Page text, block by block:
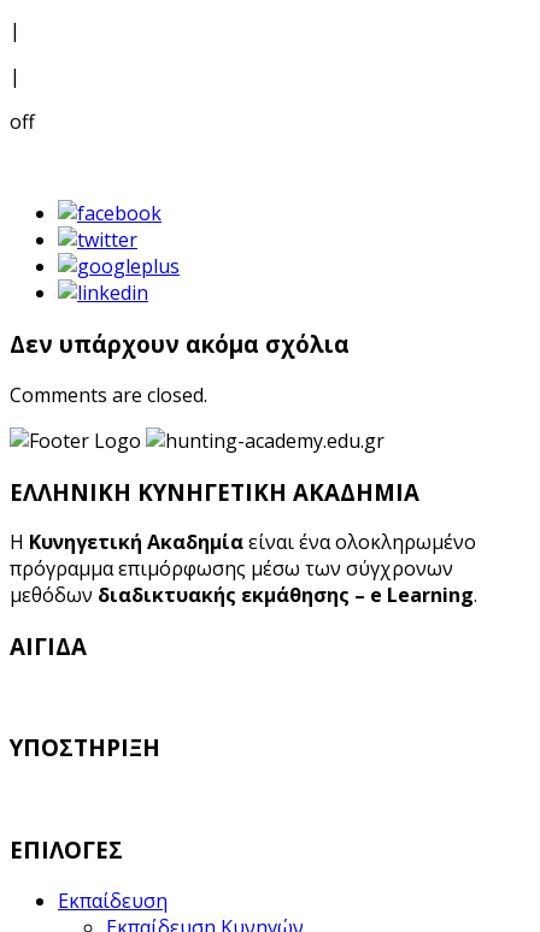
|
|
off
Δεν υπάρχουν ακόμα σχόλια
Comments are closed.
ΕΛΛΗΝΙΚΗ ΚΥΝΗΓΕΤΙΚΗ ΑΚΑΔΗΜΙΑ
Η Κυνηγετική Ακαδημίαείναι ένα ολοκληρωμένο
πρόγραμμα επιμόρφωσης μέσω των σύγχρονων
μεθόδων διαδικτυακής εκμάθησης – e Learning.
ΑΙΓΙΔΑ
ΥΠΟΣΤΗΡΙΞΗ
ΕΠΙΛΟΓΕΣ
Εκπαίδευση
Εκπαίδευση Κυνηγών